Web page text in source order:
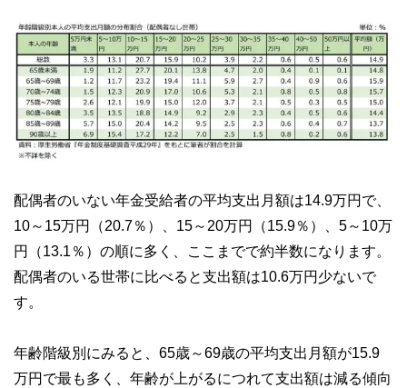
配偶者のいない年金受給者の平均支出月額は14.9万円で、
10～15万円（20.7％）、15～20万円（15.9％）、5～10万
円（13.1％）の順に多く、ここまでで約半数になります。
配偶者のいる世帯に比べると支出額は10.6万円少ないで
す。
年齢階級別にみると、65歳～69歳の平均支出月額が15.9
万円で最も多く、年齢が上がるにつれて支出額は減る傾向